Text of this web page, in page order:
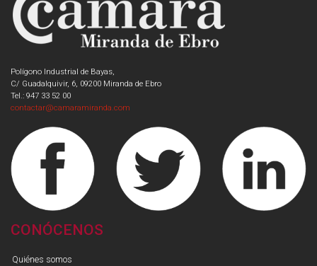
Polígono Industrial de Bayas,
C/ Guadalquivir, 6, 09200 Miranda de Ebro
Tel.: 947 33 52 00
contactar@camaramiranda.com
CONÓCENOS
Quiénes somos